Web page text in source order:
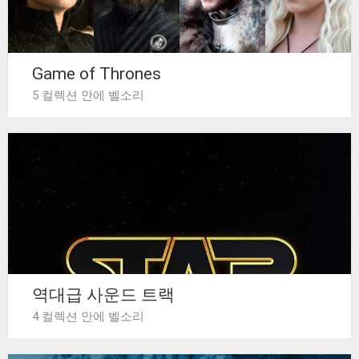
Game of Thrones
5 컬렉션 안에 벨소리
역대급 사운드 트랙
4 컬렉션 안에 벨소리